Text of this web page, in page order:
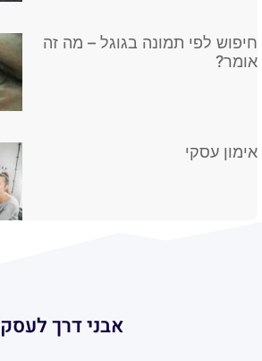
חיפוש לפי תמונה בגוגל – מה זה
אומר?
אימון עסקי
אבני דרך לעסק